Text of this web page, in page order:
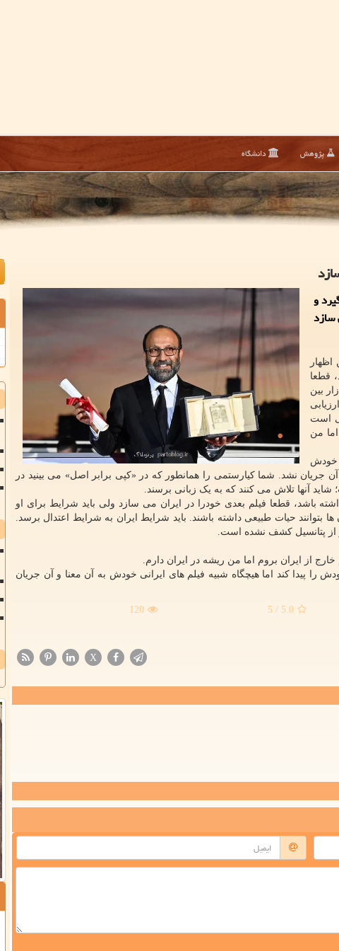
پژوهش دانشگاه
و
سازد
قطعا
بین
است
من
خودش
آن جریان نشد. شما کیارستمی را همانطور که در «کپی برابر اصل» می بینید در
آنها تلاش می کنند که به یک زبانی برسند.
باشد، قطعا فیلم بعدی خودرا در ایران می سازد ولی باید شرایط برای او
بتوانند حیات طبیعی داشته باشند. باید شرایط ایران به شرایط اعتدال برسد.
از پتانسیل کشف نشده است.
از ایران بروم اما من ریشه در ایران دارم.
را پیدا کند اما هیچگاه شبیه فیلم های ایرانی خودش به آن معنا و آن جریان
5.0
/ 5
120
X